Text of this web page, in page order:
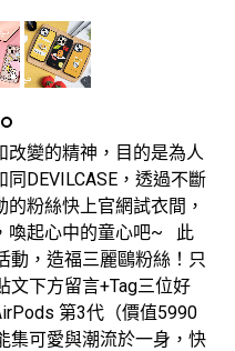
改變的精神，目的是為人
DEVILCASE，透過不斷
粉絲快上官網試衣間，
喚起心中的童心吧~ 此
動，造福三麗鷗粉絲！只
文下方留言+Tag三位好
第3代（價值5990
集可愛與潮流於一身，快